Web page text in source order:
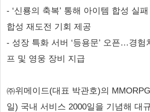
- ‘신룡의 축복’ 통해 아이템 합성 실
합성 재도전 기회 제공
- 성장 특화 서버 ‘등용문’ 오픈…경험
프 및 영웅 장비 지급
㈜위메이드(대표 박관호)의 MMORPG
일) 국내 서비스 2000일을 기념해 대